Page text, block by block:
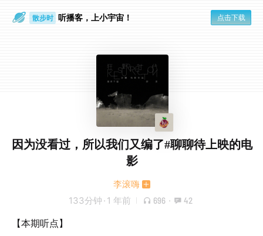
通勤路上 听播客，上小宇宙！ 点击下载
因为没看过，所以我们又编了#聊聊待上映的电
影
李滚嗨
133分钟 · 1 年前 696 · 42
【本期听点】